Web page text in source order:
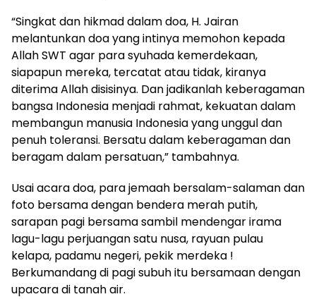
“Singkat dan hikmad dalam doa, H. Jairan
melantunkan doa yang intinya memohon kepada
Allah SWT agar para syuhada kemerdekaan,
siapapun mereka, tercatat atau tidak, kiranya
diterima Allah disisinya. Dan jadikanlah keberagaman
bangsa Indonesia menjadi rahmat, kekuatan dalam
membangun manusia Indonesia yang unggul dan
penuh toleransi. Bersatu dalam keberagaman dan
beragam dalam persatuan,” tambahnya.
Usai acara doa, para jemaah bersalam-salaman dan
foto bersama dengan bendera merah putih,
sarapan pagi bersama sambil mendengar irama
lagu-lagu perjuangan satu nusa, rayuan pulau
kelapa, padamu negeri, pekik merdeka !
Berkumandang di pagi subuh itu bersamaan dengan
upacara di tanah air.